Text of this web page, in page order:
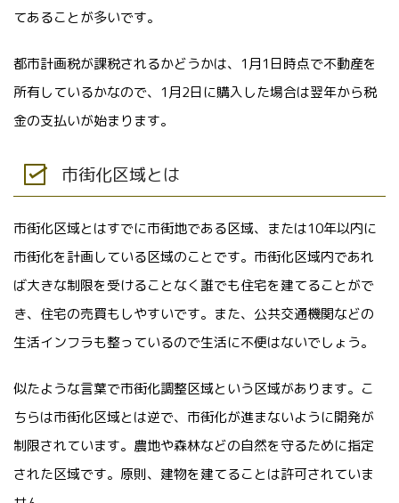
てあることが多いです。
都市計画税が課税されるかどうかは、1月1日時点で不動産を
所有しているかなので、1月2日に購入した場合は翌年から税
金の支払いが始まります。
市街化区域とは
市街化区域とはすでに市街地である区域、または10年以内に
市街化を計画している区域のことです。市街化区域内であれ
ば大きな制限を受けることなく誰でも住宅を建てることがで
き、住宅の売買もしやすいです。また、公共交通機関などの
生活インフラも整っているので生活に不便はないでしょう。
似たような言葉で市街化調整区域という区域があります。こ
ちらは市街化区域とは逆で、市街化が進まないように開発が
制限されています。農地や森林などの自然を守るために指定
された区域です。原則、建物を建てることは許可されていま